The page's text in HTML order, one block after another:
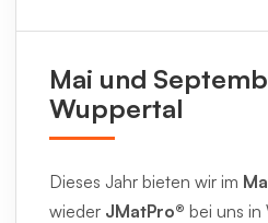
Mai und
Wuppertal
Dieses Jahr bieten wir im
wieder JMatPro® bei uns in